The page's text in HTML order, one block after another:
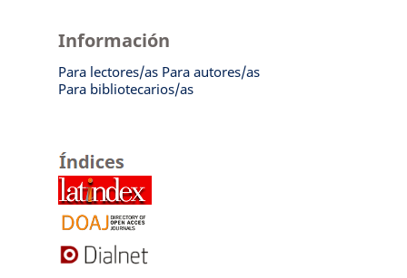
Información
Para lectores/as Para autores/as
Para bibliotecarios/as